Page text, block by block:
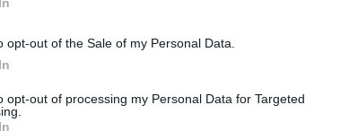
opt-out of the Sale of my Personal Data.
opt-out of processing my Personal Data for Targeted